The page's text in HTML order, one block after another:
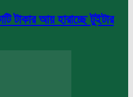
টাকার আয় হারাচ্ছে টুইটার